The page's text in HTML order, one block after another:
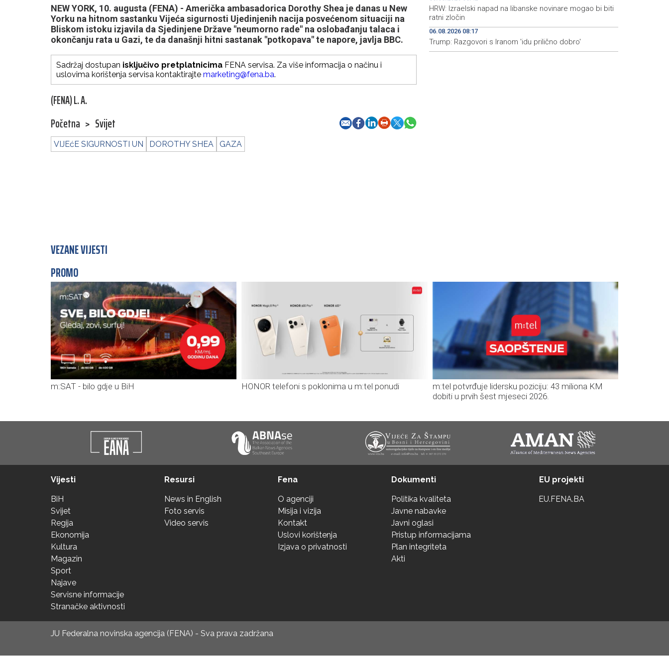
NEW YORK, 10. augusta (FENA) - Američka ambasadorica Dorothy Shea je danas u New
Yorku na hitnom sastanku Vijeća sigurnosti Ujedinjenih nacija posvećenom situaciji na
Bliskom istoku izjavila da Sjedinjene Države "neumorno rade" na oslobađanju talaca i
okončanju rata u Gazi, te da današnji hitni sastanak "potkopava" te napore, javlja BBC.
Sadržaj dostupan isključivo pretplatnicima FENA servisa. Za više informacija o načinu i
uslovima korištenja servisa kontaktirajte marketing@fena.ba.
(FENA) L. A.
Početna > Svijet
VIJEćE SIGURNOSTI UN DOROTHY SHEA GAZA
HRW: Izraelski napad na libanske novinare mogao bi biti
ratni zločin
06.08.2026 08:17
Trump: Razgovori s Iranom 'idu prilično dobro'
VEZANE VIJESTI
PROMO
m:SAT - bilo gdje u BiH HONOR telefoni s poklonima u m:tel ponudi
m:tel potvrđuje lidersku poziciju: 43 miliona KM
dobiti u prvih šest mjeseci 2026.
Vijesti
BiH
Svijet
Regija
Ekonomija
Kultura
Magazin
Sport
Najave
Servisne informacije
Stranačke aktivnosti
Resursi
News in English
Foto servis
Video servis
Fena
O agenciji
Misija i vizija
Kontakt
Uslovi korištenja
Izjava o privatnosti
Dokumenti
Politika kvaliteta
Javne nabavke
Javni oglasi
Pristup informacijama
Plan integriteta
Akti
EU projekti
EU.FENA.BA
JU Federalna novinska agencija (FENA) - Sva prava zadržana